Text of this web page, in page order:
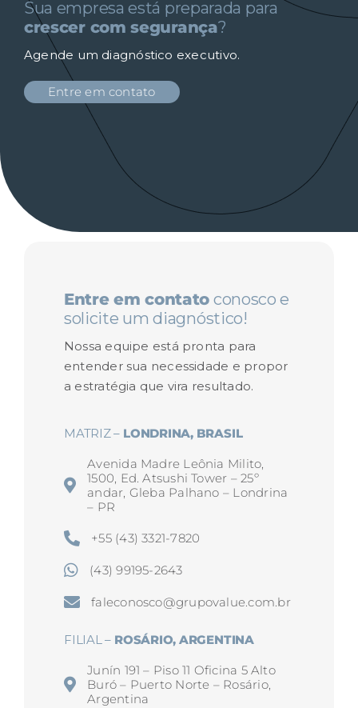
Sua empresa está preparada para
crescer com segurança?
Agende um diagnóstico executivo.
Entre em contato
Entre em contato conosco e
solicite um diagnóstico!
Nossa equipe está pronta para
entender sua necessidade e propor
a estratégia que vira resultado.
MATRIZ – LONDRINA, BRASIL
Avenida Madre Leônia Milito,
1500, Ed. Atsushi Tower – 25º
andar, Gleba Palhano – Londrina
– PR
+55 (43) 3321-7820
(43) 99195-2643
faleconosco@grupovalue.com.br
FILIAL – ROSÁRIO, ARGENTINA
Junín 191 – Piso 11 Oficina 5 Alto
Buró – Puerto Norte – Rosário,
Argentina